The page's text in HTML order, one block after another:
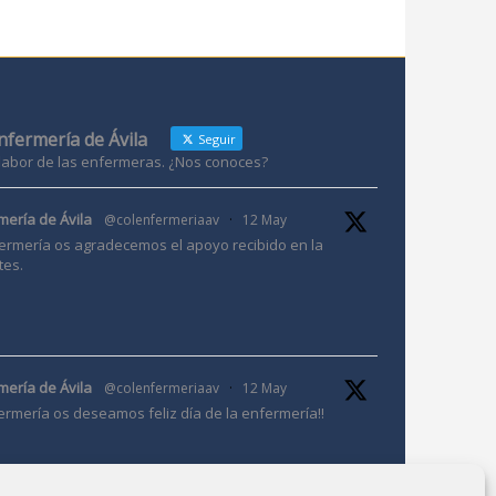
de Ávila Seguir
de las enfermeras. ¿Nos conoces?
de Ávila @colenfermeriaav · 12 May
os agradecemos el apoyo recibido en la
de Ávila @colenfermeriaav · 12 May
os deseamos feliz día de la enfermería!!